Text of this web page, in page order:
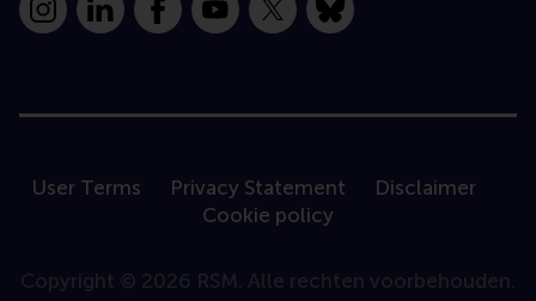
InstagramLinkedInFacebookYouTube
X Bluesky
User Terms Privacy Statement
Disclaimer
Cookie policy